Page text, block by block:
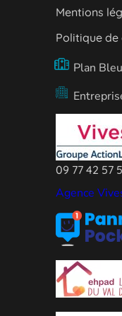
Mentions
Politique
Plan Bleu
09 77 42 57
Agence